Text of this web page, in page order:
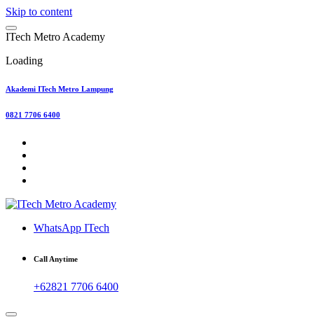
Skip to content
ITech Metro Academy
Loading
Akademi ITech Metro Lampung
0821 7706 6400
WhatsApp ITech
Call Anytime
+62821 7706 6400